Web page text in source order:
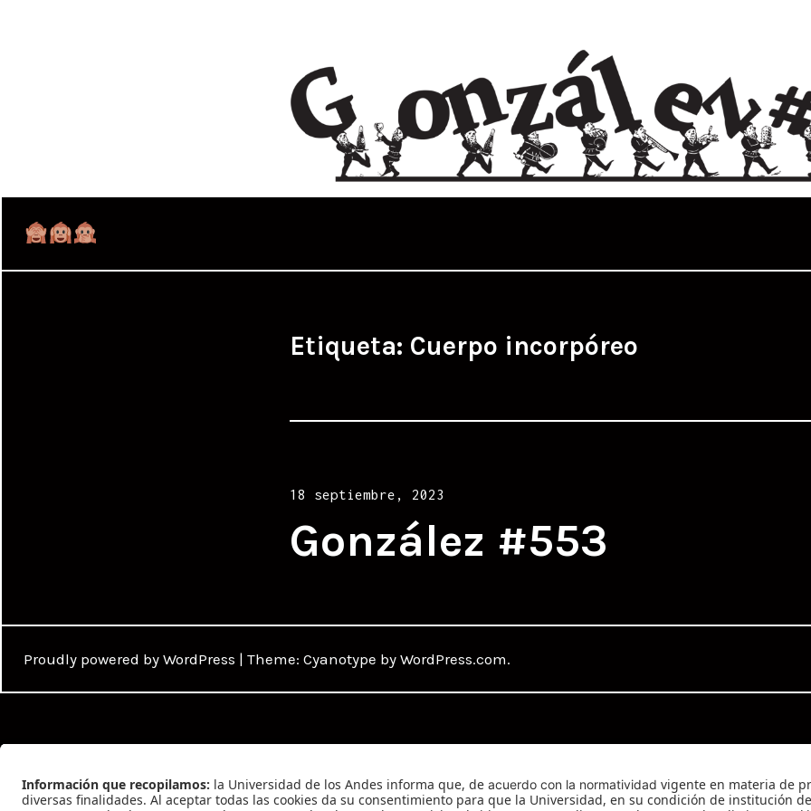
Etiqueta: Cuerpo incorpóreo
Posted
18 septiembre, 2023
González #553
Proudly powered by WordPress | Theme: Cyanotype by WordPress.com.